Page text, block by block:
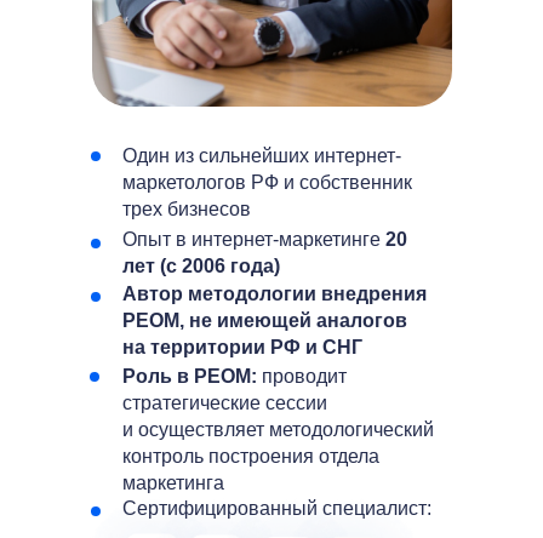
Один из сильнейших интернет-
маркетологов РФ и собственник
трех бизнесов
Роль в РЕОМ: проводит
стратегические сессии
и осуществляет методологический
контроль построения отдела
маркетинга
Автор методологии внедрения
РЕОМ, не имеющей аналогов
на территории РФ и СНГ
Опыт в интернет-маркетинге 20
лет (с 2006 года)
Сертифицированный специалист: